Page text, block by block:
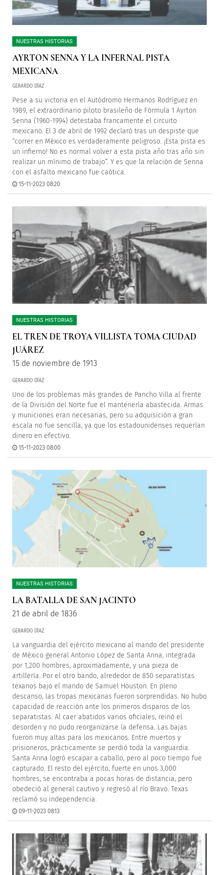
NUESTRAS HISTORIAS
AYRTON SENNA Y LA INFERNAL PISTA
MEXICANA
GERARDO DÍAZ
Pese a su victoria en el Autódromo Hermanos Rodríguez en
1989, el extraordinario piloto brasileño de Fórmula 1 Ayrton
Senna (1960-1994) detestaba francamente el circuito
mexicano. El 3 de abril de 1992 declaró tras un despiste que
“correr en México es verdaderamente peligroso. ¡Esta pista es
un infierno! No es normal volver a esta pista año tras año sin
realizar un mínimo de trabajo”. Y es que la relación de Senna
con el asfalto mexicano fue caótica.
15-11-2023 08:20
NUESTRAS HISTORIAS
EL TREN DE TROYA VILLISTA TOMA CIUDAD
JUÁREZ
15 de noviembre de 1913
GERARDO DÍAZ
Uno de los problemas más grandes de Pancho Villa al frente
de la División del Norte fue el mantenerla abastecida. Armas
y municiones eran necesarias, pero su adquisición a gran
escala no fue sencilla, ya que los estadounidenses requerían
dinero en efectivo.
15-11-2023 08:00
NUESTRAS HISTORIAS
LA BATALLA DE SAN JACINTO
21 de abril de 1836
GERARDO DÍAZ
La vanguardia del ejército mexicano al mando del presidente
de México general Antonio López de Santa Anna, integrada
por 1,200 hombres, aproximadamente, y una pieza de
artillería. Por el otro bando, alrededor de 850 separatistas
texanos bajo el mando de Samuel Houston. En pleno
descanso, las tropas mexicanas fueron sorprendidas. No hubo
capacidad de reacción ante los primeros disparos de los
separatistas. Al caer abatidos varios oficiales, reinó el
desorden y no pudo reorganizarse la defensa. Las bajas
fueron muy altas para los mexicanos. Entre muertos y
prisioneros, prácticamente se perdió toda la vanguardia.
Santa Anna logró escapar a caballo, pero al poco tiempo fue
capturado. El resto del ejército, fuerte en unos 3,000
hombres, se encontraba a pocas horas de distancia, pero
obedeció al general cautivo y regresó al río Bravo. Texas
reclamó su independencia.
09-11-2023 08:13